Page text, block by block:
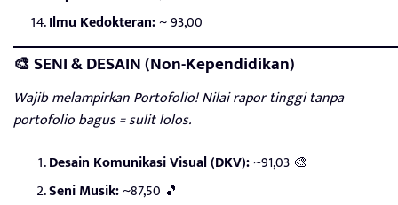
Ilmu Kedokteran:~ 93,00
🎨 SENI & DESAIN (Non-Kependidikan)
Wajib melampirkan Portofolio! Nilai rapor tinggi tanpa
portofolio bagus = sulit lolos.
Desain Komunikasi Visual (DKV):~91,03 🎨
Seni Musik:~87,50 🎵